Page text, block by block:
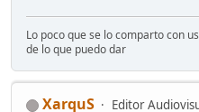
Lo poco que se lo comparto con
de lo que puedo dar
XarquS Editor